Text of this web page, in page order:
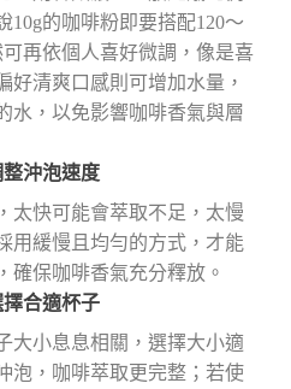
10g的咖啡粉即要搭配120～
再依個人喜好微調，像是喜
好清爽口感則可增加水量，
水，以免影響咖啡香氣與層
沖泡速度
太快可能會萃取不足，太慢
用緩慢且均勻的方式，才能
確保咖啡香氣充分釋放。
合適杯子
大小息息相關，選擇大小適
泡，咖啡萃取更完整；若使